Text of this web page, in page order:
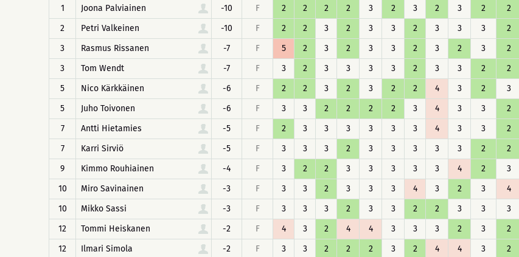
1
Joona Palviainen -10 F 2 2 2 2 3 2 3 2 3 2 2
2
Petri Valkeinen -10 F 2 2 3 2 3 3 2 3 3 3 2
3
Rasmus Rissanen -7 F 5 2 3 2 3 3 2 3 2 3 2
3
Tom Wendt -7 F 3 2 3 3 3 3 2 3 3 2 2
5
Nico Kärkkäinen -6 F 2 2 3 2 3 2 2 4 3 2 3
5
Juho Toivonen -6 F 3 3 2 2 2 2 3 4 3 3 2
7
Antti Hietamies -5 F 2 3 3 3 3 3 3 4 3 3 2
7
Karri Sirviö -5 F 3 3 3 2 3 3 3 3 3 2 2
9
Kimmo Rouhiainen -4 F 3 2 2 3 3 3 3 3 4 2 3
10
Miro Savinainen -3 F 3 3 2 3 3 3 4 3 2 3 4
10
Mikko Sassi -3 F 3 3 3 2 3 3 2 2 3 3 3
12
Tommi Heiskanen -2 F 4 3 2 4 4 3 3 3 2 3 2
12
Ilmari Simola -2 F 3 3 2 2 2 3 2 4 4 3 2